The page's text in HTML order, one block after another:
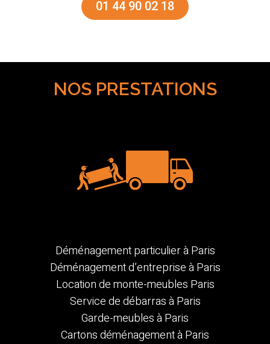
01 44 90 02 18
NOS PRESTATIONS
Déménagement particulier à Paris
Déménagement d’entreprise à Paris
Location de monte-meubles Paris
Service de débarras à Paris
Garde-meubles à Paris
Cartons déménagement à Paris